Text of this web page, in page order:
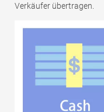
Verkäufer übertragen.